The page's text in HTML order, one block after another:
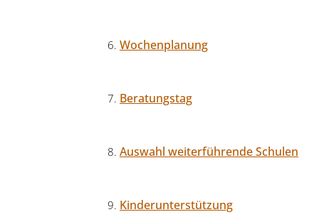
Wochenplanung
Beratungstag
Auswahl weiterführende Schulen
Kinderunterstützung